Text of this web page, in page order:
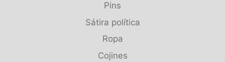
Pins
Sátira política
Ropa
Cojines